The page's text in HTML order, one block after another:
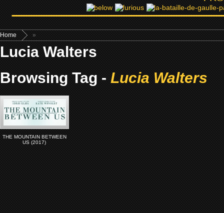
Home »
Lucia Walters
Browsing Tag -Lucia Walters
THE MOUNTAIN BETWEEN
US (2017)